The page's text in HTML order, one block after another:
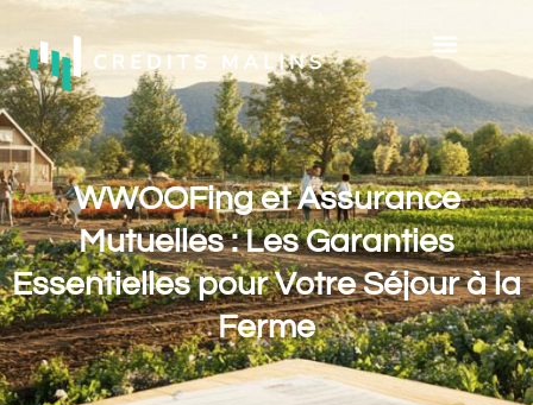
WWOOFing et Assurance
Mutuelles : Les Garanties
Essentielles pour Votre Séjour à la
Ferme